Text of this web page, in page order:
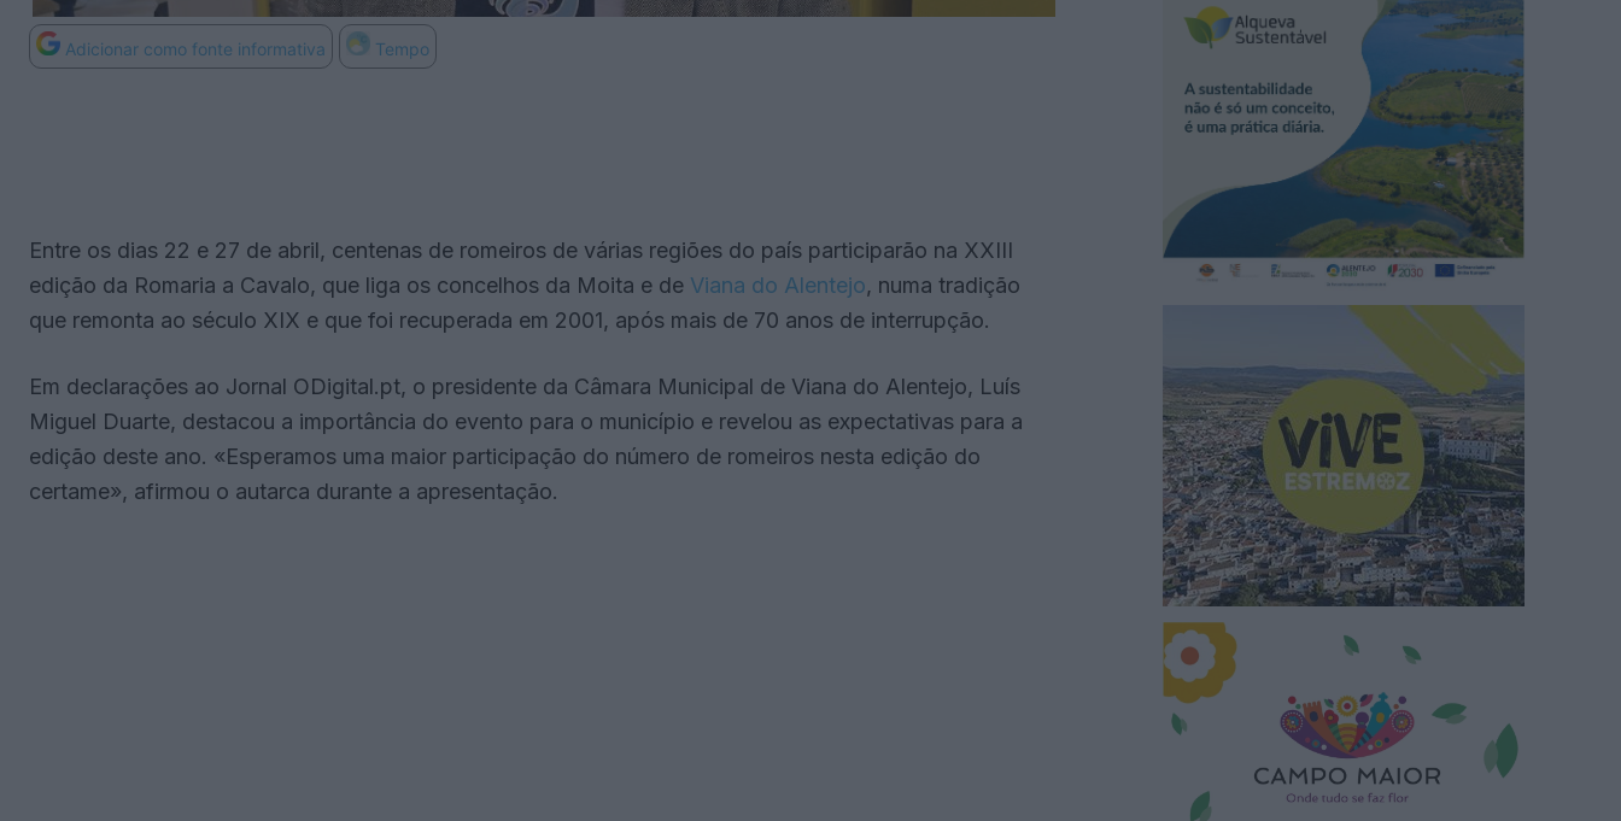
Adicionar como fonte informativa Tempo
Entre os dias 22 e 27 de abril, centenas de romeiros de várias regiões do país participarão na XXIII
edição da Romaria a Cavalo, que liga os concelhos da Moita e de Viana do Alentejo, numa tradição
que remonta ao século XIX e que foi recuperada em 2001, após mais de 70 anos de interrupção.
Em declarações ao Jornal ODigital.pt, o presidente da Câmara Municipal de Viana do Alentejo, Luís
Miguel Duarte, destacou a importância do evento para o município e revelou as expectativas para a
edição deste ano. «Esperamos uma maior participação do número de romeiros nesta edição do
certame», afirmou o autarca durante a apresentação.